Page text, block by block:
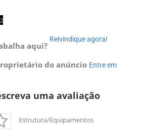
aqui?
Reivindique agora!
do anúncio Entre em
uma avaliação
Estrutura/Equipamentos